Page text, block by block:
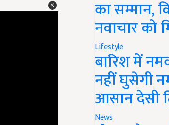
का सम्मान,
नवाचार को
Lifestyle
बारिश में
नहीं घुसेगी
आसान देसी
News